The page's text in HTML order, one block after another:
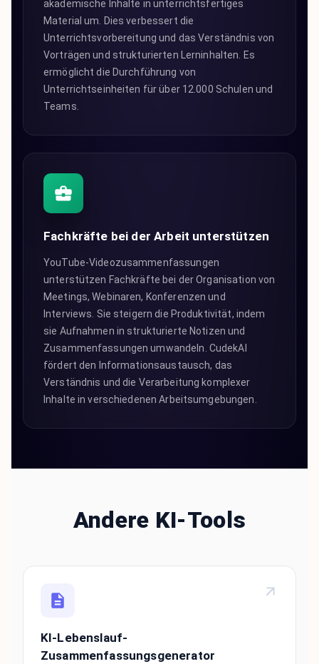
akademische Inhalte in unterrichtsfertiges
Material um. Dies verbessert die
Unterrichtsvorbereitung und das Verständnis von
Vorträgen und strukturierten Lerninhalten. Es
ermöglicht die Durchführung von
Unterrichtseinheiten für über 12.000 Schulen und
Teams.
Fachkräfte bei der Arbeit unterstützen
YouTube-Videozusammenfassungen
unterstützen Fachkräfte bei der Organisation von
Meetings, Webinaren, Konferenzen und
Interviews. Sie steigern die Produktivität, indem
sie Aufnahmen in strukturierte Notizen und
Zusammenfassungen umwandeln. CudekAI
fördert den Informationsaustausch, das
Verständnis und die Verarbeitung komplexer
Inhalte in verschiedenen Arbeitsumgebungen.
Andere KI-Tools
KI-Lebenslauf-
Zusammenfassungsgenerator